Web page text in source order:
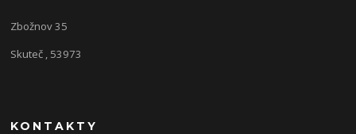
Zbožnov 35
Skuteč , 53973
KONTAKTY